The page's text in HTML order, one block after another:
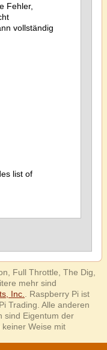
Fehler,
vollständig
list of
Full Throttle, The Dig,
mehr sind
Inc.
. Raspberry Pi ist
Trading. Alle anderen
sind Eigentum der
Weise mit